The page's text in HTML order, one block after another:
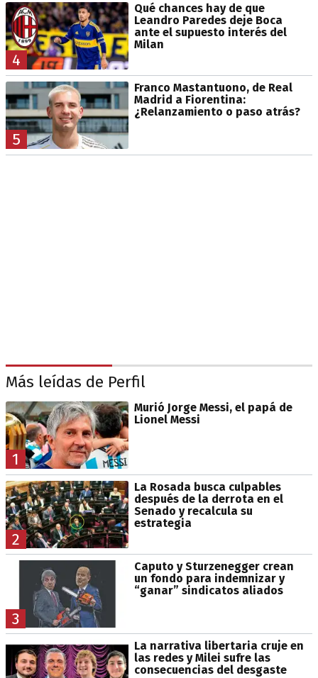
4
Qué chances hay de que
Leandro Paredes deje Boca
ante el supuesto interés del
Milan
5
Franco Mastantuono, de Real
Madrid a Fiorentina:
¿Relanzamiento o paso atrás?
Más leídas de Perfil
1
Murió Jorge Messi, el papá de
Lionel Messi
2
La Rosada busca culpables
después de la derrota en el
Senado y recalcula su
estrategia
3
Caputo y Sturzenegger crean
un fondo para indemnizar y
“ganar” sindicatos aliados
La narrativa libertaria cruje en
las redes y Milei sufre las
consecuencias del desgaste